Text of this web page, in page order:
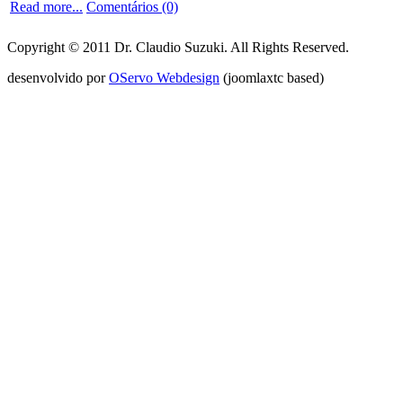
Read more... Comentários (0)
Copyright © 2011 Dr. Claudio Suzuki. All Rights Reserved.
desenvolvido porOServo Webdesign (joomlaxtc based)